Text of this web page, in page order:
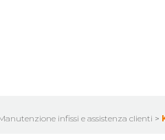
infissi e assistenza clienti >